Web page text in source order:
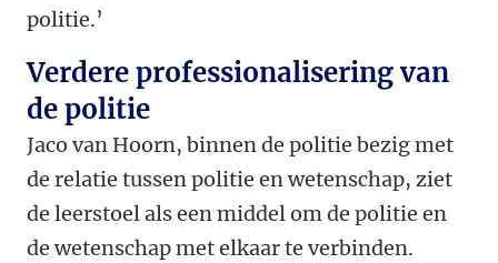
politie.’
Verdere professionalisering van
de politie
Jaco van Hoorn, binnen de politie bezig met
de relatie tussen politie en wetenschap, ziet
de leerstoel als een middel om de politie en
de wetenschap met elkaar te verbinden.